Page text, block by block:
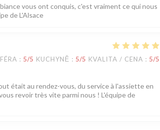
vous ont conquis, c'est vraiment ce qui nous
de L'Alsace
: 5/5 KUCHYNĚ : 5/5 KVALITA / CENA : 5/5
était au rendez-vous, du service à l'assiette en
revoir très vite parmi nous ! L'équipe de